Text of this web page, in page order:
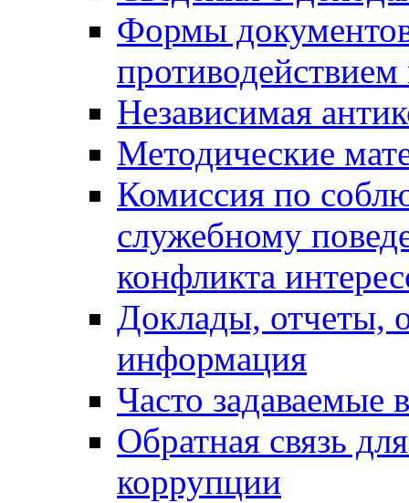
Формы
Независимая
Методические
Комиссия по
служебному
конфликта
Доклады, отчеты,
информация
Часто задаваемые
Обратная связь
коррупции